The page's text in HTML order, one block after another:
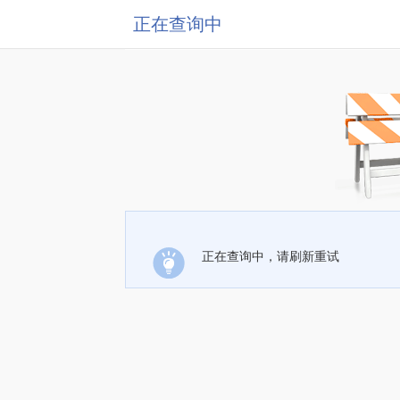
正在查询中
正在查询中，请刷新重试